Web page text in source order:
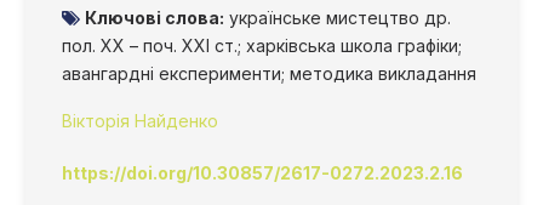
Ключові слова: українське мистецтво др.
пол. XX – поч. XXІ ст.; харківська школа графіки;
авангардні експерименти; методика викладання
Вікторія Найденко
https://doi.org/10.30857/2617-0272.2023.2.16